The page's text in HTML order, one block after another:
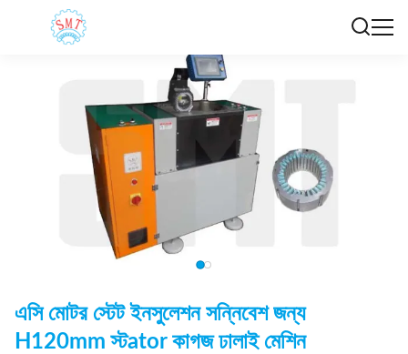
এসি মোটর স্টেট ইনসুলেশন সন্নিবেশ জন্য
H120mm স্টator কাগজ ঢালাই মেশিন